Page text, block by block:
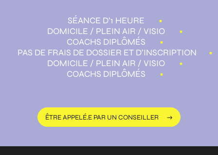
SÉANCE D’1 HEURE
•
DOMICILE / PLEIN AIR / VISIO
•
COACHS DIPLÔMÉS
•
PAS DE FRAIS DE DOSSIER ET D’INSCRIPTION
•
DOMICILE / PLEIN AIR / VISIO
•
COACHS DIPLÔMÉS
•
ÊTRE APPELÉ.E PAR UN CONSEILLER